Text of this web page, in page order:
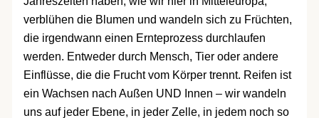
verblühen die Blumen und wandeln sich zu Früchten,
die irgendwann einen Ernteprozess durchlaufen
werden. Entweder durch Mensch, Tier oder andere
Einflüsse, die die Frucht vom Körper trennt. Reifen ist
ein Wachsen nach Außen UND Innen – wir wandeln
uns auf jeder Ebene, in jeder Zelle, in jedem noch so